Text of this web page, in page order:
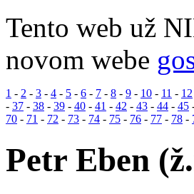
Tento web už
novom webe
1 - 2 - 3 - 4 - 5 - 6 - 7 - 8 - 9 - 10 - 11 - 12
- 37 - 38 - 39 - 40 - 41 - 42 - 43 - 44 - 45
70 - 71 - 72 - 73 - 74 - 75 - 76 - 77 - 78 -
Petr Eben